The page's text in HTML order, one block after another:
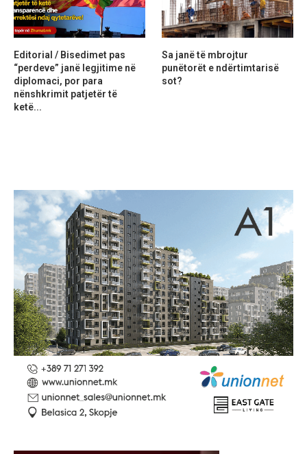
Editorial / Bisedimet pas
“perdeve” janë legjitime në
diplomaci, por para
nënshkrimit patjetër të
ketë...
Sa janë të mbrojtur
punëtorët e ndërtimtarisë
sot?